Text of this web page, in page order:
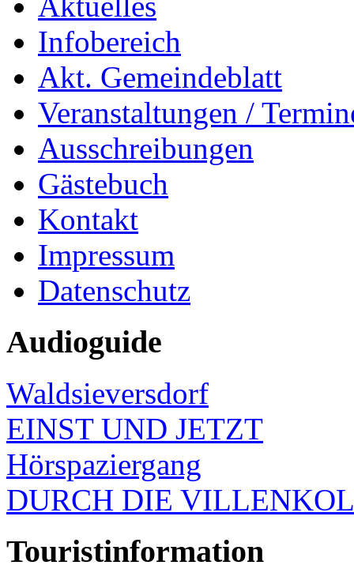
Infobereich
Akt. Gemeindeblatt
Veranstaltungen /
Ausschreibungen
Gästebuch
Kontakt
Impressum
Datenschutz
Audioguide
Waldsieversdorf
EINST UND JETZT
Hörspaziergang
DURCH DIE
Touristinformation